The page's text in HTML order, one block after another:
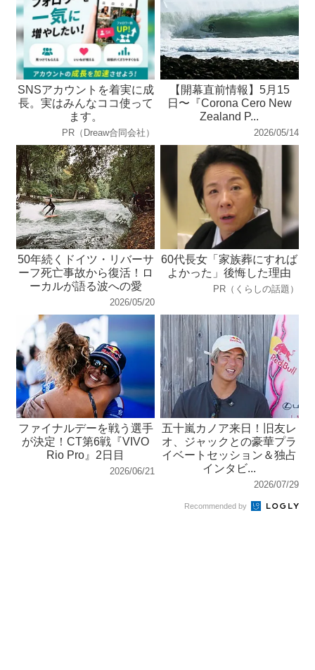
SNSアカウントを着実に成
長。実はみんなココ使って
ます。
PR（Dreaw合同会社）
【開幕直前情報】5月15
日〜『Corona Cero New
Zealand P...
2026/05/14
50年続くドイツ・リバーサ
ーフ死亡事故から復活！ロ
ーカルが語る波への愛
2026/05/20
60代長女「家族葬にすれば
よかった」後悔した理由
PR（くらしの話題）
ファイナルデーを戦う選手
が決定！CT第6戦『VIVO
Rio Pro』2日目
2026/06/21
五十嵐カノア来日！旧友レ
オ、ジャックとの豪華プラ
イベートセッション＆独占
インタビ...
2026/07/29
Recommended by